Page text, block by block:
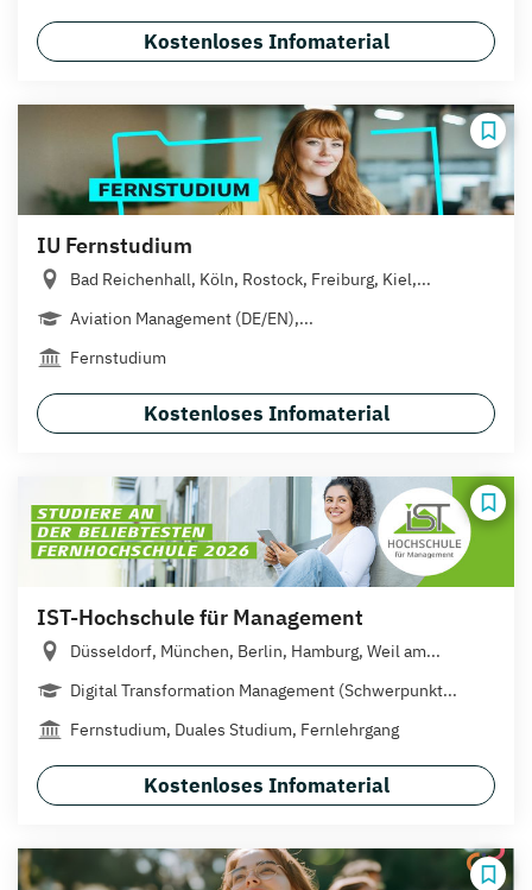
Kostenloses Infomaterial
IU Fernstudium
Bad Reichenhall, Köln, Rostock, Freiburg, Kiel,...
Aviation Management (DE/EN),...
Fernstudium
Kostenloses Infomaterial
IST-Hochschule für Management
Düsseldorf, München, Berlin, Hamburg, Weil am...
Digital Transformation Management (Schwerpunkt...
Fernstudium, Duales Studium, Fernlehrgang
Kostenloses Infomaterial